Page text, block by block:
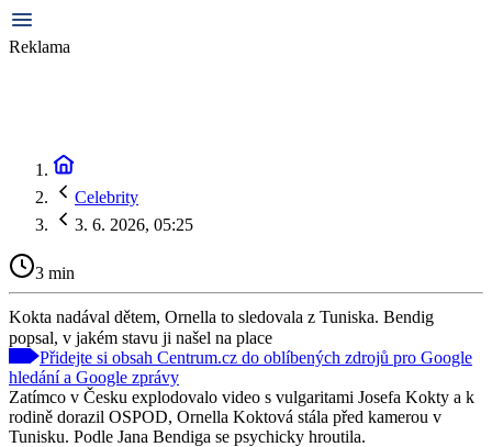
Reklama
Celebrity
3. 6. 2026, 05:25
3 min
Kokta nadával dětem, Ornella to sledovala z Tuniska. Bendig
popsal, v jakém stavu ji našel na place
Přidejte si obsah Centrum.cz do oblíbených zdrojů pro Google
hledání a Google zprávy
Zatímco v Česku explodovalo video s vulgaritami Josefa Kokty a k
rodině dorazil OSPOD, Ornella Koktová stála před kamerou v
Tunisku. Podle Jana Bendiga se psychicky hroutila.